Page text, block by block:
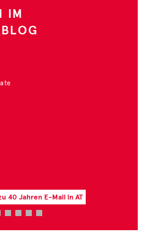
Jahren E-Mail in AT